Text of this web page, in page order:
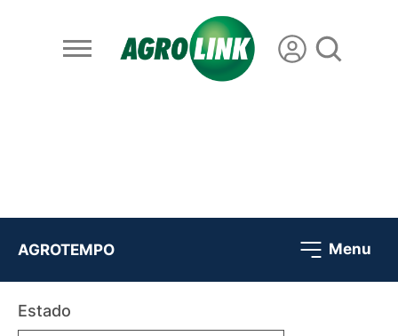
AGROTEMPO Menu
Estado